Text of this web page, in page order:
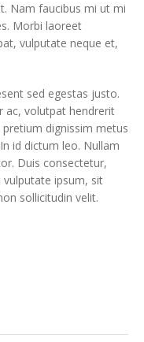
Nam faucibus mi ut mi
Morbi laoreet
vulputate neque et,
sed egestas justo.
ac, volutpat hendrerit
dignissim metus
id dictum leo. Nullam
Duis consectetur,
vulputate ipsum, sit
sollicitudin velit.